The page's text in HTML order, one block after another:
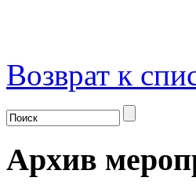
Возврат к
Архив